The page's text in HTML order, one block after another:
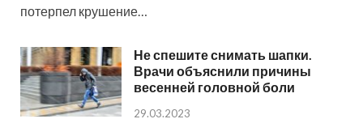
потерпел крушение…
Не спешите снимать шапки.
Врачи объяснили причины
весенней головной боли
29.03.2023